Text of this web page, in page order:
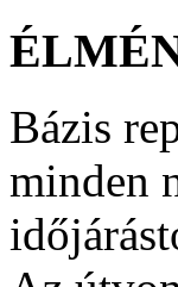
Bázis
minden